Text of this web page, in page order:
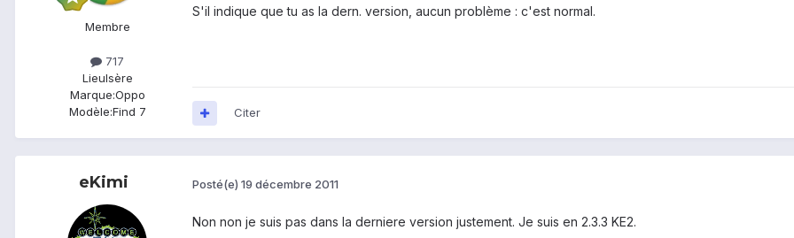
Membre
717
LieuIsère
Marque:Oppo
Modèle:Find 7
S'il indique que tu as la dern. version, aucun problème : c'est normal.
Citer
eKimi Posté(e) 19 décembre 2011
Non non je suis pas dans la derniere version justement. Je suis en 2.3.3 KE2.